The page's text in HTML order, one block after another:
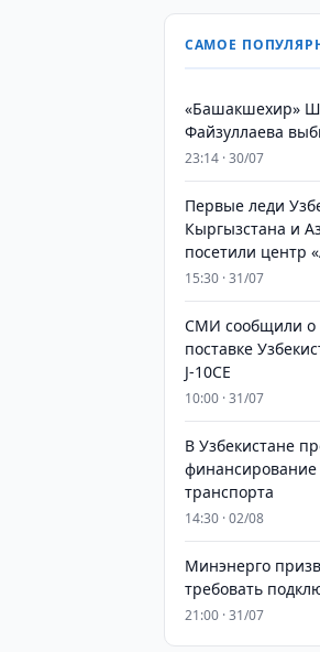
САМОЕ
«Башакшехир»
Файзуллаева
23:14 · 30/07
Первые леди
Кыргызстана и
посетили центр
15:30 · 31/07
СМИ сообщили о
поставке
J-10CE
10:00 · 31/07
В Узбекистане
транспорта
14:30 · 02/08
Минэнерго
требовать
21:00 · 31/07